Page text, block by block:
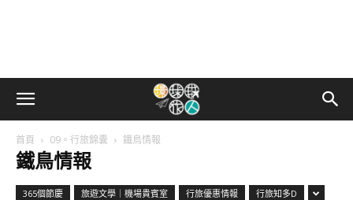
首頁 09。行旅錦囊 鐵鳥情報
鐵鳥情報
365個節慶 旅遊文學｜機場貴賓室 行旅優惠情報 行旅知多D